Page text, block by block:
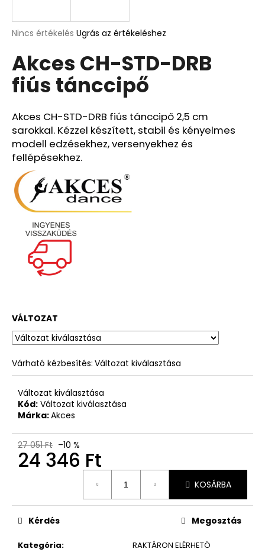
A
átlagos
értékelése
5-
csillag.
Nincs értékelés Ugrás az értékeléshez
Akces CH-STD-DRB
fiús tánccipő
Akces CH-STD-DRB fiús tánccipő 2,5 cm
sarokkal. Kézzel készített, stabil és kényelmes
modell edzésekhez, versenyekhez és
fellépésekhez.
VÁLTOZAT
Várható kézbesítés: Változat kiválasztása
Változat kiválasztása
Kód: Változat kiválasztása
Márka:Akces
27 051 Ft –10 %
24 346 Ft
KOSÁRBA
Kategória:
RAKTÁRON ELÉRHETÖ
Kérdés Megosztás
A
á
n
l
u
k